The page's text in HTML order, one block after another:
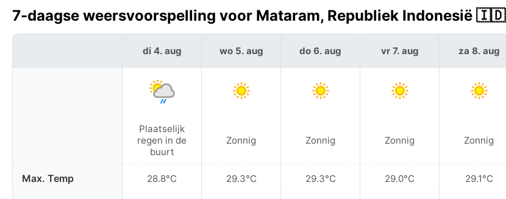
7-daagse weersvoorspelling voor Mataram, Republiek Indonesië 🇮🇩
Max. Temp
di 4. aug
Plaatselijk
regen in de
buurt
28.8°C
wo 5. aug
Zonnig
29.3°C
do 6. aug
Zonnig
29.3°C
vr 7. aug
Zonnig
29.0°C
za 8. aug
Zonnig
29.1°C